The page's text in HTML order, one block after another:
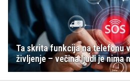
Ta skrita funkcija na telefonu
življenje – večina ljudi je nima